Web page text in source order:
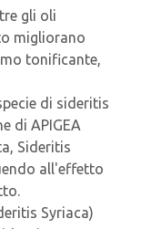
gli oli
migliorano
tonificante,
di sideritis
di APIGEA
Sideritis
all'effetto
Syriaca)